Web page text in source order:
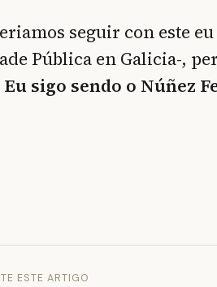
seguir con este
Pública en Galicia-,
Eu sigo sendo o Núñez
ESTE ARTIGO